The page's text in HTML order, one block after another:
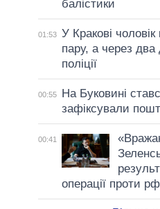
балістики
01:53 У Кракові
пару, а через
поліції
00:55
На Буковині
зафіксували
00:41
операції проти рф